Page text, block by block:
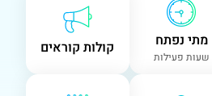
מתי נפתח
שעות פעילות קולות קוראים